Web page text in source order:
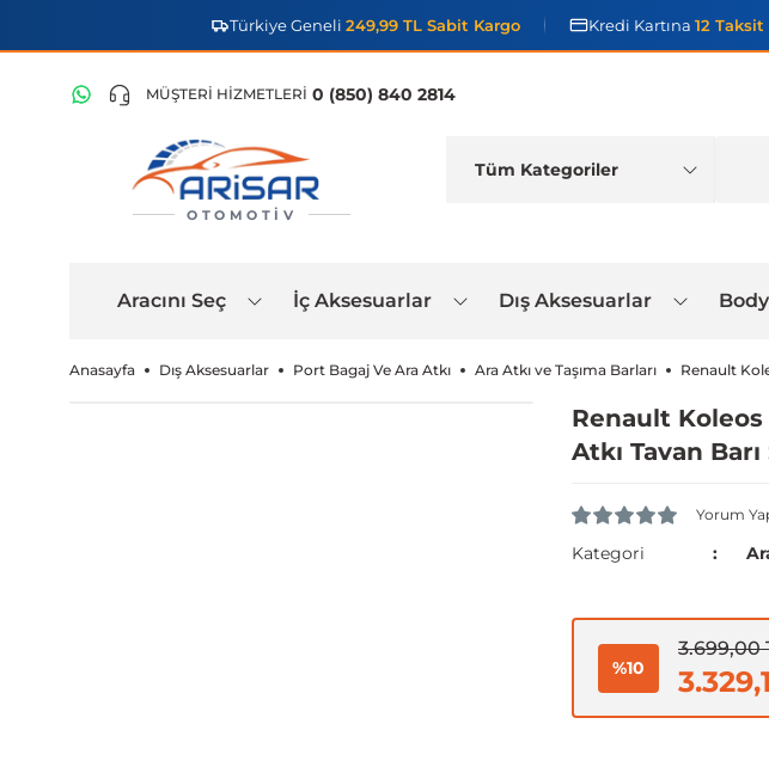
Türkiye Geneli 249,99 TL Sabit Kargo Kredi Kartına 12 Taksit
MÜŞTERİ HİZMETLERİ 0 (850) 840 2814
OTOMOTIV
Aracını Seç İç Aksesuarlar Dış Aksesuarlar
Anasayfa Dış Aksesuarlar Port Bagaj Ve Ara Atkı Ara Atkı ve Taşıma Barları Renault
Renault Koleos
Atkı Tavan
Yorum
Kategori
%10
3.699,00